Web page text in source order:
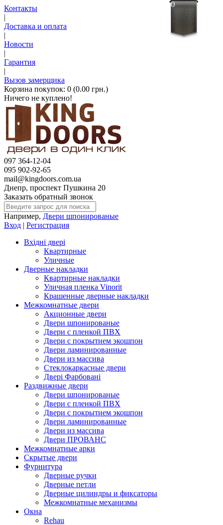
Контакты
|
Доставка и оплата
|
Новости
|
Гарантия
|
Вызов замерщика
Корзина покупок: 0 (0.00 грн.)
Ничего не куплено!
097 364-12-04
095 902-92-65
mail@kingdoors.com.ua
Днепр, проспект Пушкина 20
Заказать обратный звонок
Например, Двери шпонированые
Вход | Регистрация
Вхідні двері
Квартирные
Уличные
Дверные накладки
Квартирные накладки
Уличная пленка Vinorit
Крашенные дверные накладки
Межкомнатные двери
Акционные двери
Двери шпонированые
Двери с пленкой ПВХ
Двери с покрытием экошпон
Двери ламинированные
Двери из массива
Стеклокаркасные двери
Двері Фарбовані
Раздвижные двери
Двери шпонированые
Двери с пленкой ПВХ
Двери с покрытием экошпон
Двери ламинированные
Двери из массива
Двери ПРОВАНС
Межкомнатные арки
Скрытые двери
Фурнитура
Дверные ручки
Дверные петли
Дверные цилиндры и фиксаторы
Межкомнатные механизмы
Окна
Rehau
0